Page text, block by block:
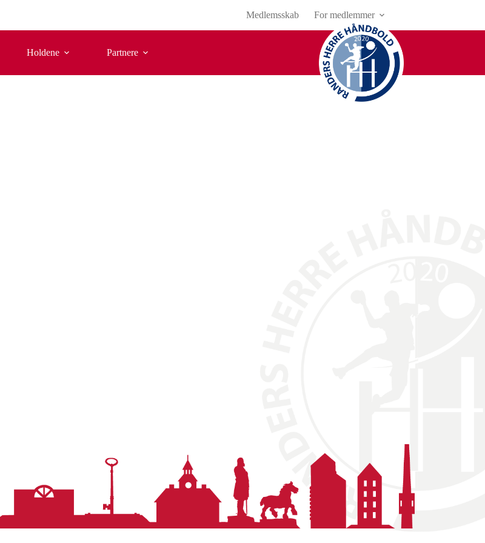
Medlemsskab For medlemmer
Holdene Partnere